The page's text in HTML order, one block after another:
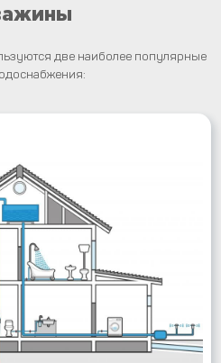
две наиболее популярные